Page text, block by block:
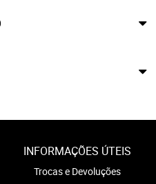
INFORMAÇÕES ÚTEIS
Trocas e Devoluções